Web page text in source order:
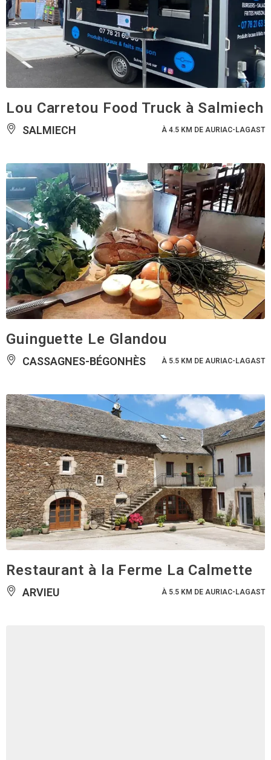
Lou Carretou Food Truck à Salmiech
SALMIECH À 4.5 KM DE AURIAC-LAGAST
Guinguette Le Glandou
CASSAGNES-BÉGONHÈS À 5.5 KM DE AURIAC-LAGAST
Restaurant à la Ferme La Calmette
ARVIEU À 5.5 KM DE AURIAC-LAGAST